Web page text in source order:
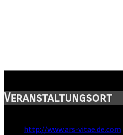
Veranstaltungsort
http://www.ars-vitae.de.com